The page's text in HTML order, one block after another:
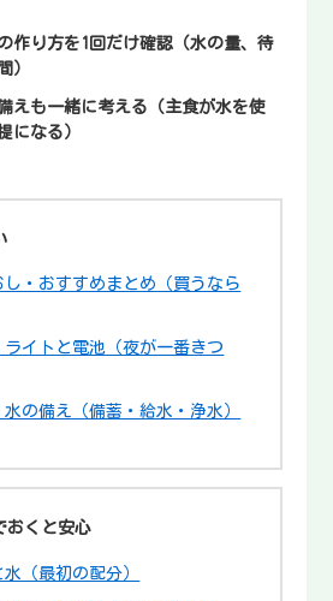
作り方を1回だけ確認 （水の量、待
）
えも一緒に考える （主食が水を使
になる）
し・おすすめまとめ（買うなら
ライトと電池（夜が一番きつ
の備え（備蓄・給水・浄水）
おくと安心
（最初の配分）